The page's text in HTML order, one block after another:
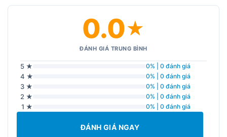
0.0★
ĐÁNH GIÁ TRUNG BÌNH
5 ★ 0% | 0 đánh giá
4 ★ 0% | 0 đánh giá
3 ★ 0% | 0 đánh giá
2 ★ 0% | 0 đánh giá
1 ★ 0% | 0 đánh giá
ĐÁNH GIÁ NGAY